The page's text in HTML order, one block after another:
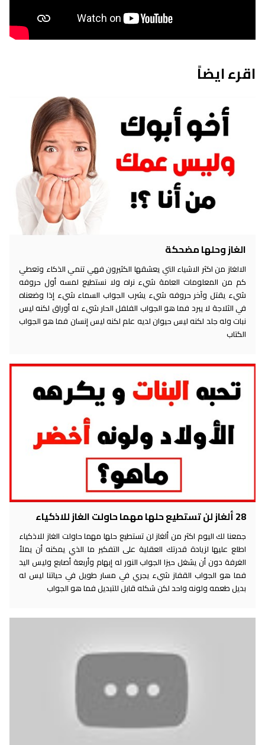
اقرء ايضاً
الغاز وحلها مضحكة
الالغاز من اكثر الاشياء التي يعشقها الكثيرون فهي تنمي الذكاء وتعطي
كم من المعلومات العامة شيء نراه ولا نستطيع لمسه أول حروفه
شيء يقتل وآخر حروفه شيء يشرب الجواب السماء شيء إذا وضعناه
في الثلاجة لا يبرد فما هو الجواب الفلفل الحار شيء له أوراق لكنه ليس
نبات وله جلد لكنه ليس حيوان لديه علم لكنه ليس إنسان فما هو الجواب
الكتاب
28 ألغاز لن تستطيع حلها مهما حاولت الغاز للاذكياء
جمعنا لك اليوم اكثر من ألغاز لن تستطيع حلها مهما حاولت الغاز للاذكياء
اطلع عليها لزيادة قدرتك العقلية على التفكير ما الذي يمكنه أن يملأ
الغرفة دون أن يشغل حيزا الجواب النور له إبهام وأربعة أصابع وليس اليد
فما هو الجواب القفاز شيء يجري في مسار طويل في حياتنا ليس له
بديل طعمه ولونه واحد لكن شكله قابل للتبديل فما هو الجواب